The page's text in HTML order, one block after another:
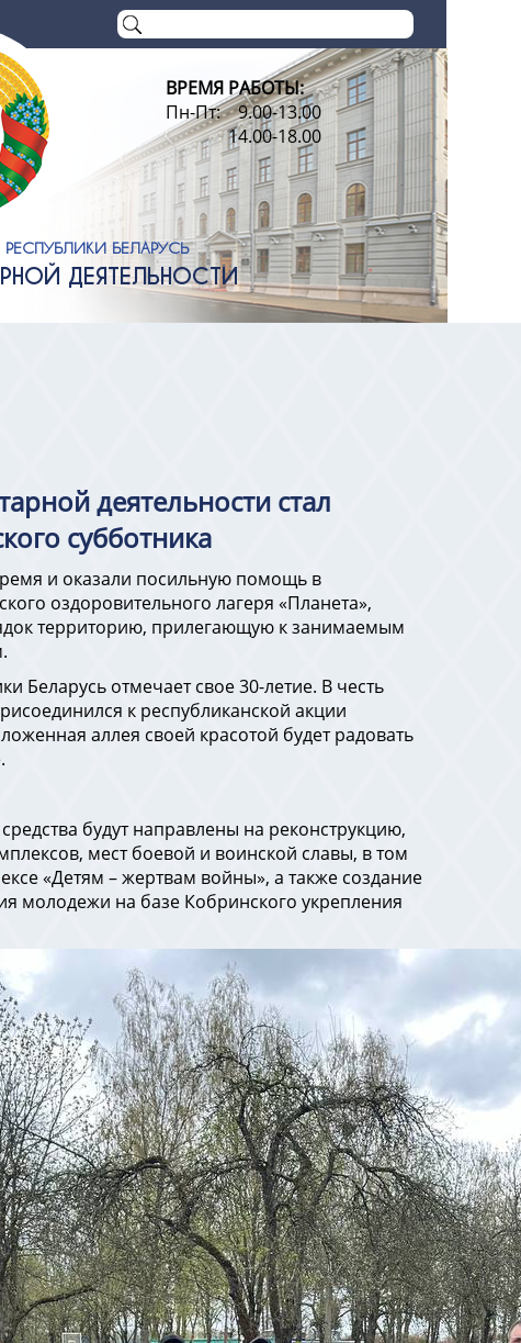
РЕСПУБЛИКИ БЕЛАРУСЬ
ДЕЯТЕЛЬНОСТИ
ВРЕМЯ РАБОТЫ:
Пн-Пт: 9.00-13.00
14.00-18.00
деятельности стал
субботника
и оказали посильную помощь в
оздоровительного лагеря «Планета»,
территорию, прилегающую к занимаемым
Беларусь отмечает свое 30-летие. В честь
к республиканской акции
аллея своей красотой будет радовать
будут направлены на реконструкцию,
мест боевой и воинской славы, в том
«Детям – жертвам войны», а также создание
молодежи на базе Кобринского укрепления